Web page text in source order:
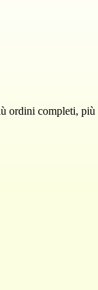
ordini completi,